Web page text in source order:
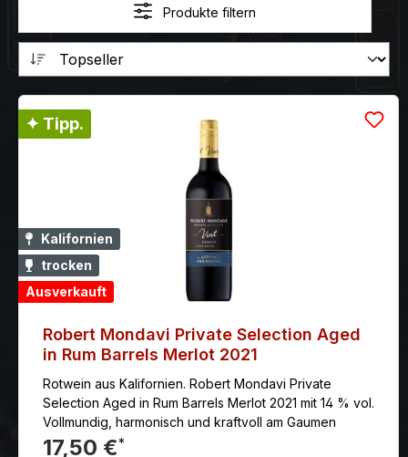
Produkte filtern
✦ Tipp.
Kalifornien
trocken
Ausverkauft
Robert Mondavi Private Selection Aged
in Rum Barrels Merlot 2021
Rotwein aus Kalifornien. Robert Mondavi Private
Selection Aged in Rum Barrels Merlot 2021 mit 14 % vol.
Vollmundig, harmonisch und kraftvoll am Gaumen
17,50 €*